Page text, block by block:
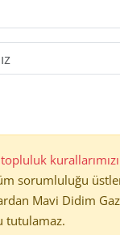
topluluk kurallarımızı
sorumluluğu
Mavi Didim
tutulamaz.